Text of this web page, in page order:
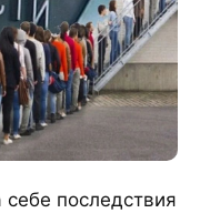
последствия